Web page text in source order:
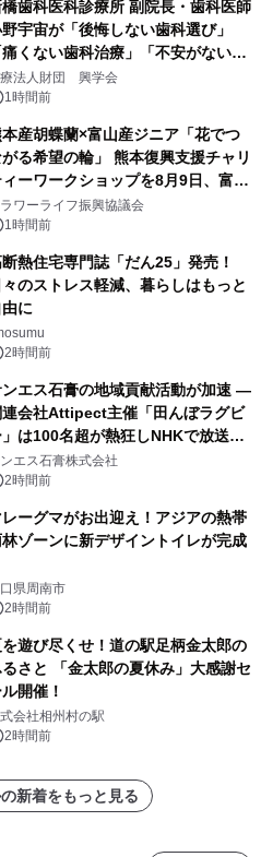
橋歯科医科診療所 副院長・歯科医師
宇宙が「後悔しない歯科選び」
痛くない歯科治療」「不安がない治
画」をテーマに専門監修
療法人財団 興学会
1時間前
産胡蝶蘭×富山産ジニア「花でつ
る希望の輪」 熊本復興支援チャリ
ィーワークショップを8月9日、富
・射水で開催
ワーライフ振興協議会
1時間前
熱住宅専門誌「だん25」発売！
々のストレス軽減、暮らしはもっと
由に
2時間前
エス石膏の地域貢献活動が加速 ―
連会社Attipect主催「田んぼラグビ
」は100名超が熱狂しNHKで放送さ
した。
エス石膏株式会社
2時間前
レーグマがお出迎え！アジアの熱帯
ゾーンに新デザイントイレが完成
県周南市
2時間前
遊び尽くせ！道の駅足柄金太郎の
さと 「金太郎の夏休み」大感謝セ
開催！
会社相州村の駅
2時間前
新着をもっと見る